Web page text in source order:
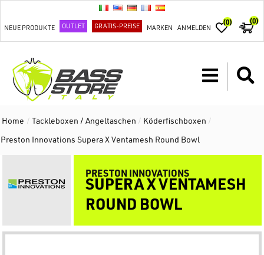
NEUE PRODUKTE OUTLET GRATIS-PREISE MARKEN ANMELDEN
(0) (0)
Home / Tackleboxen / Angeltaschen / Köderfischboxen /
Preston Innovations Supera X Ventamesh Round Bowl
PRESTON INNOVATIONS
SUPERA X VENTAMESH
ROUND BOWL